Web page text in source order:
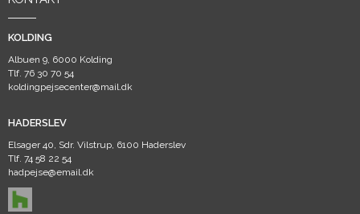
KOLDING
Albuen 9, 6000 Kolding
Tlf. 76 30 70 54
koldingpejsecenter@mail.dk
HADERSLEV
Elsager 40, Sdr. Vilstrup, 6100 Haderslev
Tlf. 74 58 22 54
hadpejse@email.dk